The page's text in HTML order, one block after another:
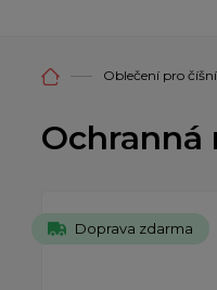
Oblečení pro
Ochranná
Doprava zdarma